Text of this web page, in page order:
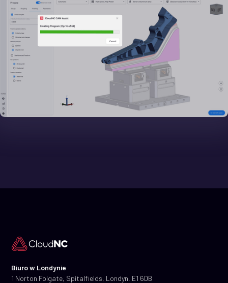
Biuro w Londynie
1 Norton Folgate, Spitalfields, Londyn, E1 6DB